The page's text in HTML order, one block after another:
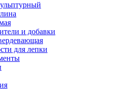
и добавки
для лепки